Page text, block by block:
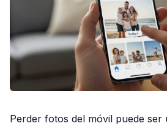
Perder fotos del móvil puede ser